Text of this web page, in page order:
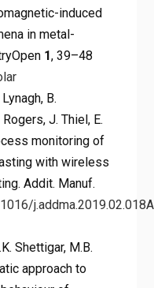
induced
in metal-
1, 39–48
B.
J. Thiel, E.
monitoring of
with wireless
Addit. Manuf.
j.addma.2019.02.018
Shettigar, M.B.
approach to